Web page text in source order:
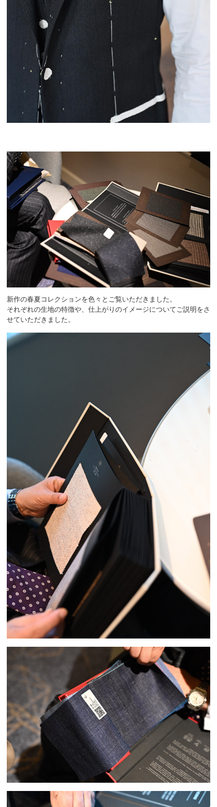
新作の春夏コレクションを色々とご覧いただきました。
それぞれの生地の特徴や、仕上がりのイメージについてご説明をさ
せていただきました。